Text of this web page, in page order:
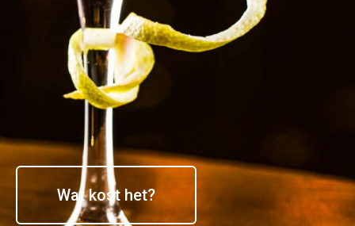
Wat kost het?